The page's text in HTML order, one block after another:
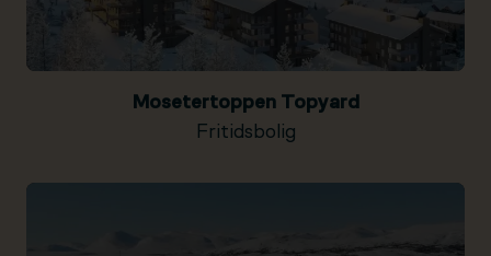
Mosetertoppen Topyard
Fritidsbolig